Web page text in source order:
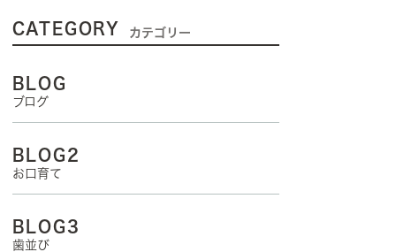
CATEGORY カテゴリー
BLOG
ブログ
BLOG2
お口育て
BLOG3
歯並び